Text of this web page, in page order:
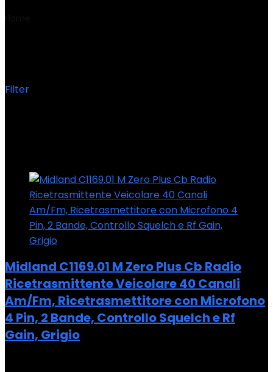
Filter
Midland C1169.01 M Zero Plus Cb Radio
Ricetrasmittente Veicolare 40 Canali
Am/Fm, Ricetrasmettitore con Microfono
4 Pin, 2 Bande, Controllo Squelch e Rf
Gain, Grigio